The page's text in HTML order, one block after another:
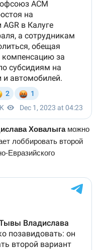
Ховалыгаможно
лоббировать второй
Евразийского